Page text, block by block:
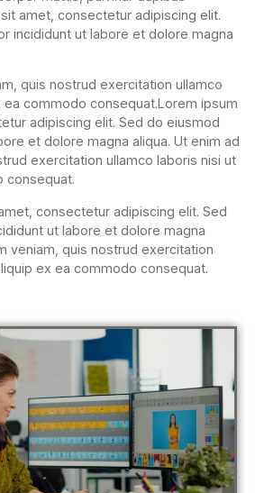
amet, consectetur adipiscing elit.
incididunt ut labore et dolore magna
quis nostrud exercitation ullamco
ea commodo consequat.Lorem ipsum
adipiscing elit. Sed do eiusmod
et dolore magna aliqua. Ut enim ad
exercitation ullamco laboris nisi ut
consequat.
consectetur adipiscing elit. Sed
ut labore et dolore magna
veniam, quis nostrud exercitation
ex ea commodo consequat.